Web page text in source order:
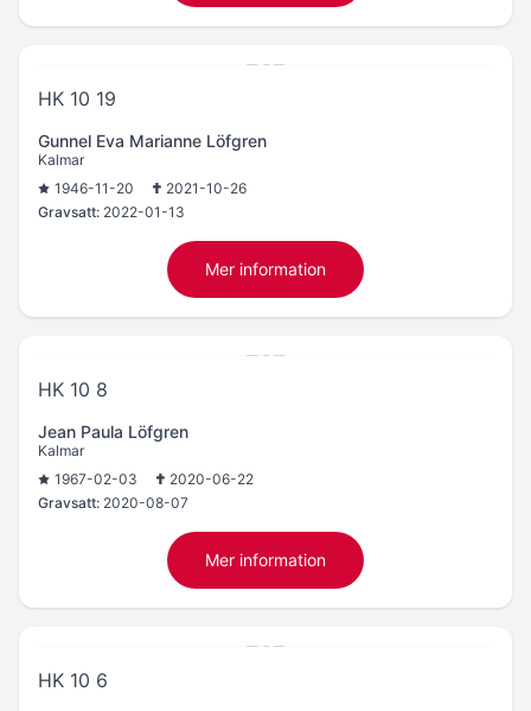
HK 10 19
Gunnel Eva Marianne Löfgren
Kalmar
1946-11-20
2021-10-26
Gravsatt: 2022-01-13
Mer information
HK 10 8
Jean Paula Löfgren
Kalmar
1967-02-03
2020-06-22
Gravsatt: 2020-08-07
Mer information
HK 10 6